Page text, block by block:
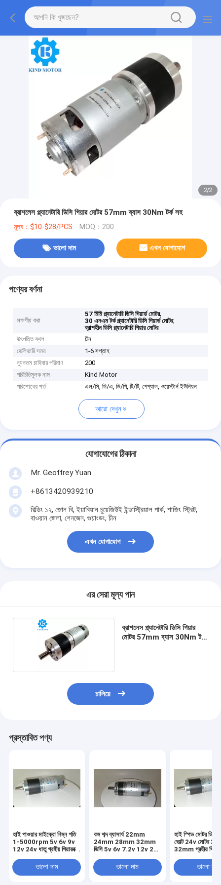
2/2
ব্রাশলেস প্ল্যানেটারি ডিসি গিয়ার মোটর 57mm ব্যাস 30Nm টর্ক সহ
মূল্য：$10-$28/PCS MOQ：200
ভালো দাম এখন যোগাযোগ
পণ্যের বর্ণনা
লক্ষণীয় করা
57 মিমি প্ল্যানেটারি ডিসি গিয়ার্ড মোটর,
30 এনএম টর্ক প্ল্যানেটারি ডিসি গিয়ার্ড মোটর,
ব্রাশহীন ডিসি প্ল্যানেটারি গিয়ার মোটর
উৎপত্তি স্থল
চীন
ডেলিভারি সময়
1-6 সপ্তাহ
ন্যূনতম চাহিদার পরিমাণ
200
পরিচিতিমুলক নাম
Kind Motor
পরিশোধের শর্ত
এল/সি, ডি/এ, ডি/পি, টি/টি, পেপ্যাল, ওয়েস্টার্ন ইউনিয়ন
আরো দেখুন
যোগাযোগের ঠিকানা
Mr. Geoffrey Yuan
+8613420939210
বিল্ডিং ১২, জোন বি, ইয়াবিয়ান চুয়েজিউই ইন্ডাস্ট্রিয়াল পার্ক, শাজিং স্ট্রিট,
বাওয়ান জেলা, শেনজেন, গুয়াংডং, চীন
এখন যোগাযোগ
এর সেরা মূল্য পান
ব্রাশলেস প্ল্যানেটারি ডিসি গিয়ার
মোটর 57mm ব্যাস 30Nm টর্ক
চালিয়ে
প্রস্তাবিত পণ্য
হাই পাওয়ার মাইক্রো নিম্ন গতি
1-5000rpm 5v 6v 9v
12v 24v ধাতু গ্রহীয় গিয়ারবক্স
ভালো দাম
কম শব্দ ব্যাসার্ধ 22mm
24mm 28mm 32mm
ডিসি 5v 6v 7.2v 12v 24v
মোটর স্মার্ট হোমের জন্য
ভালো দাম
হাই স্পিড মোটর
ভোল্ট 24v মোটর
32mm গ্রহীয়
ভালো দাম